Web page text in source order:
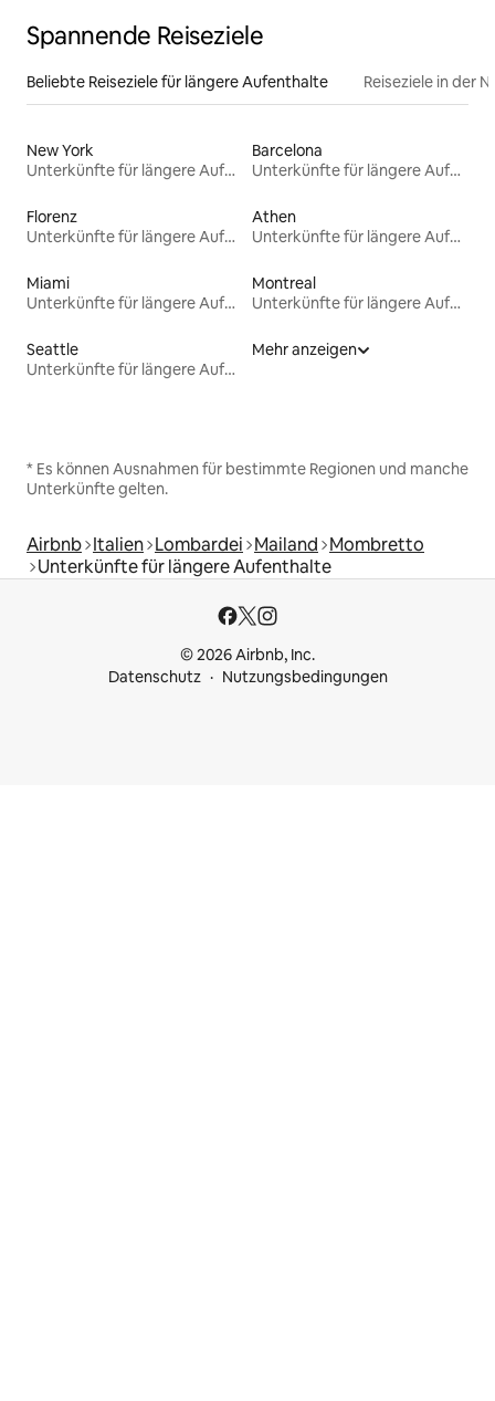
Spannende Reiseziele
Beliebte Reiseziele für längere Aufenthalte Reiseziele in der
New York
Unterkünfte für längere Aufenthalte
Barcelona
Unterkünfte für längere Aufenthalte
Florenz
Unterkünfte für längere Aufenthalte
Athen
Unterkünfte für längere Aufenthalte
Miami
Unterkünfte für längere Aufenthalte
Montreal
Unterkünfte für längere Aufenthalte
Seattle
Unterkünfte für längere Aufenthalte
Mehr anzeigen
* Es können Ausnahmen für bestimmte Regionen und manche
Unterkünfte gelten.
Airbnb Italien Lombardei Mailand Mombretto
Unterkünfte für längere Aufenthalte
© 2026 Airbnb, Inc.
Datenschutz
Nutzungsbedingungen